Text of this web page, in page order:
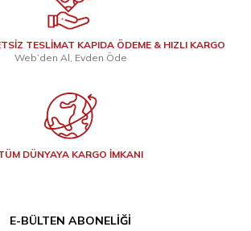
TESLİMAT KAPIDA ÖDEME & HIZLI KARGO
Web’den Al, Evden Öde
DÜNYAYA KARGO İMKANI
E-BÜLTEN ABONELIĞI